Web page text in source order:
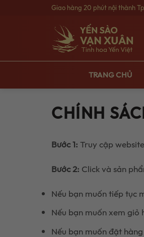
Giao hàng 20 phút nội thành
TRANG CHỦ
CHÍNH
Bước 1: Truy cập website
Bước 2: Click và sản
Nếu bạn muốn tiếp tục
Nếu bạn muốn xem giỏ
Nếu bạn muốn đặt